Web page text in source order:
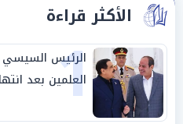
الأكثر قراءة
1
الرئيس السيسي
العلمين بعد